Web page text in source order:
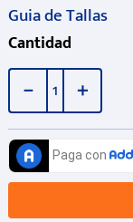
Guia de Tallas
Cantidad
＋
－